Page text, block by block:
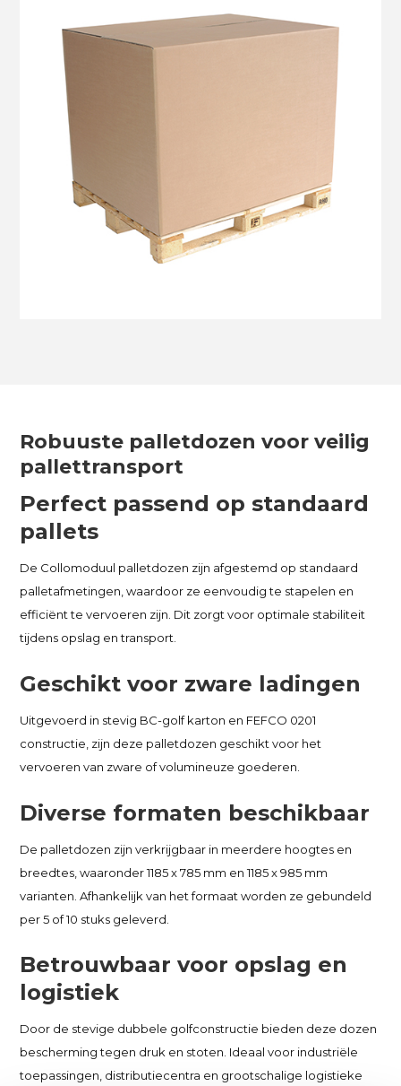
Robuuste palletdozen voor veilig
pallettransport
Perfect passend op standaard
pallets
De Collomoduul palletdozen zijn afgestemd op standaard
palletafmetingen, waardoor ze eenvoudig te stapelen en
efficiënt te vervoeren zijn. Dit zorgt voor optimale stabiliteit
tijdens opslag en transport.
Geschikt voor zware ladingen
Uitgevoerd in stevig BC-golf karton en FEFCO 0201
constructie, zijn deze palletdozen geschikt voor het
vervoeren van zware of volumineuze goederen.
Diverse formaten beschikbaar
De palletdozen zijn verkrijgbaar in meerdere hoogtes en
breedtes, waaronder 1185 x 785 mm en 1185 x 985 mm
varianten. Afhankelijk van het formaat worden ze gebundeld
per 5 of 10 stuks geleverd.
Betrouwbaar voor opslag en
logistiek
Door de stevige dubbele golfconstructie bieden deze dozen
bescherming tegen druk en stoten. Ideaal voor industriële
toepassingen, distributiecentra en grootschalige logistieke